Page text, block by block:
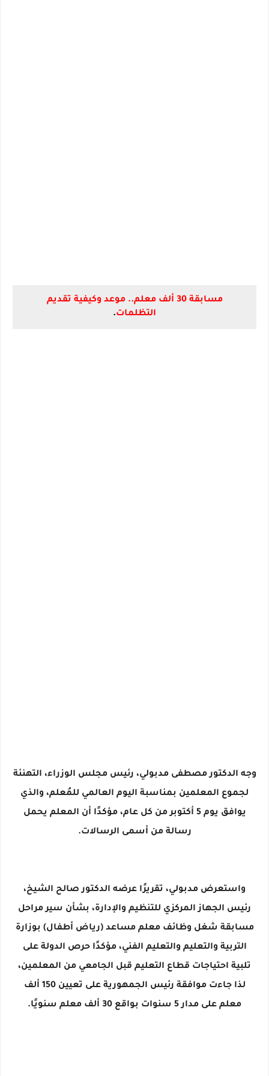
مسابقة 30 ألف معلم.. موعد وكيفية تقديم
التظلمات.
وجه الدكتور مصطفى مدبولي، رئيس مجلس الوزراء، التهنئة
لجموع المعلمين بمناسبة اليوم العالمي للمُعلم، والذي
يوافق يوم 5 أكتوبر من كل عام، مؤكدًا أن المعلم يحمل
رسالة من أسمى الرسالات.
واستعرض مدبولي، تقريرًا عرضه الدكتور صالح الشيخ،
رئيس الجهاز المركزي للتنظيم والإدارة، بشأن سير مراحل
مسابقة شغل وظائف معلم مساعد (رياض أطفال) بوزارة
التربية والتعليم والتعليم الفني، مؤكدًا حرص الدولة على
تلبية احتياجات قطاع التعليم قبل الجامعي من المعلمين،
لذا جاءت موافقة رئيس الجمهورية على تعيين 150 ألف
معلم على مدار 5 سنوات بواقع 30 ألف معلم سنويًا.